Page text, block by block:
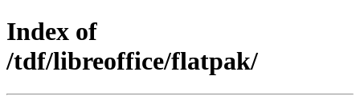
Index of
/tdf/libreoffice/flatpak/